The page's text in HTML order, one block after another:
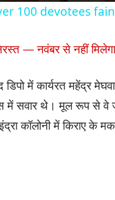
100 devotees
— नवंबर से नहीं
में कार्यरत महेंद्र
में सवार थे। मूल रूप से वे
कॉलोनी में किराए के